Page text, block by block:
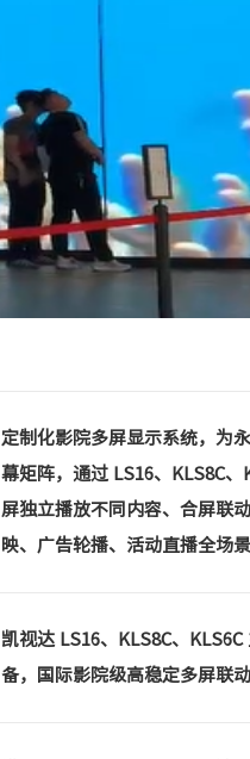
定制化影院多屏显示系统，为
幕矩阵，通过 LS16、KLS8C
屏独立播放不同内容、合屏联
映、广告轮播、活动直播全场
凯视达 LS16、KLS8C、
备，国际影院级高稳定多屏联